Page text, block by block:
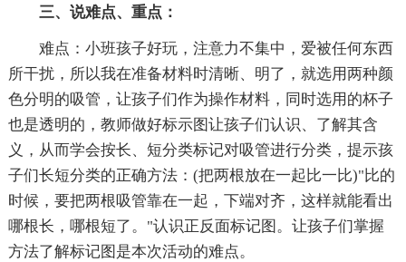
三、说难点、重点：
难点：小班孩子好玩，注意力不集中，爱被任何东西
所干扰，所以我在准备材料时清晰、明了，就选用两种颜
色分明的吸管，让孩子们作为操作材料，同时选用的杯子
也是透明的，教师做好标示图让孩子们认识、了解其含
义，从而学会按长、短分类标记对吸管进行分类，提示孩
子们长短分类的正确方法：(把两根放在一起比一比)"比的
时候，要把两根吸管靠在一起，下端对齐，这样就能看出
哪根长，哪根短了。"认识正反面标记图。让孩子们掌握
方法了解标记图是本次活动的难点。